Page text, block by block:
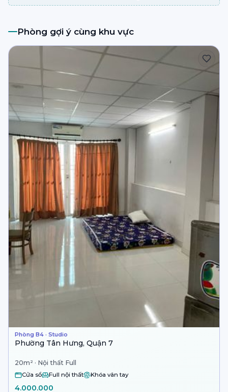
Phòng gợi ý cùng khu vực
Phòng B4 · Studio
Phường Tân Hưng, Quận 7
20m² · Nội thất Full
Cửa sổ Full nội thất Khóa vân tay
4.000.000